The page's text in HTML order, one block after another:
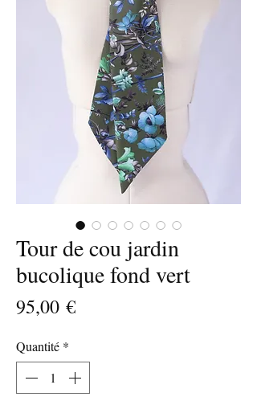
Tour de cou jardin
bucolique fond vert
95,00 €Prix
Quantité *